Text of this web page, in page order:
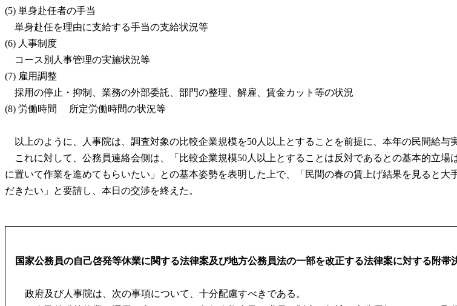
(5) 単身赴任者の手当
単身赴任を理由に支給する手当の支給状況等
(6) 人事制度
コース別人事管理の実施状況等
(7) 雇用調整
採用の停止・抑制、業務の外部委託、部門の整理、解雇、賃金カット等の状況
(8) 労働時間 所定労働時間の状況等
以上のように、人事院は、調査対象の比較企業規模を50人以上とすることを前提に、本年の民間給与
これに対して、公務員連絡会側は、「比較企業規模50人以上とすることは反対であるとの基本的立
に置いて作業を進めてもらいたい」との基本姿勢を表明した上で、「民間の春の賃上げ結果を見ると
だきたい」と要請し、本日の交渉を終えた。
国家公務員の自己啓発等休業に関する法律案及び地方公務員法の一部を改正する法律案に対する附帯
政府及び人事院は、次の事項について、十分配慮すべきである。